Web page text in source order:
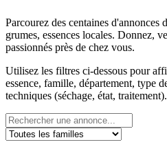
Parcourez des centaines d'annonces
grumes, essences locales. Donnez,
passionnés près de chez vous.
Utilisez les filtres ci-dessous pour
essence, famille, département, type
techniques (séchage, état, traitement).